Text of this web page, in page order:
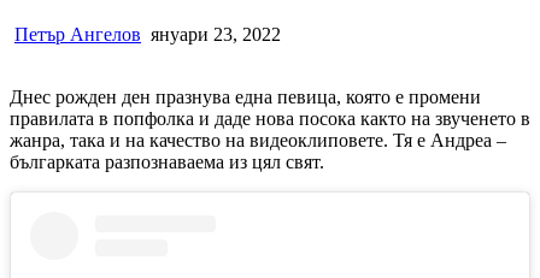
Петър Ангелов януари 23, 2022
Днес рожден ден празнува една певица, която е промени
правилата в попфолка и даде нова посока както на звученето в
жанра, така и на качество на видеоклиповете. Тя е Андреа –
българката разпознаваема из цял свят.